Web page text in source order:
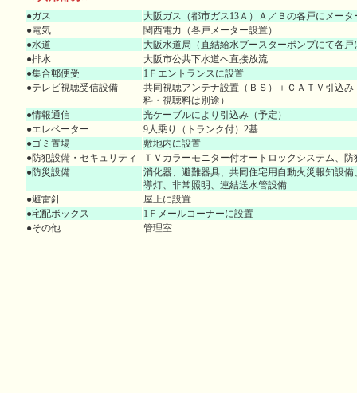
●ガス
大阪ガス（都市ガス13Ａ）Ａ／Ｂの各戸にメータ
●電気
関西電力（各戸メーター設置）
●水道
大阪水道局（直結給水ブースターポンプにて各戸
●排水
大阪市公共下水道へ直接放流
●集合郵便受
1Ｆエントランスに設置
●テレビ視聴受信設備
共同視聴アンテナ設置（ＢＳ）＋ＣＡＴＶ引込
料・視聴料は別途）
●情報通信
光ケーブルにより引込み（予定）
●エレベーター
9人乗り（トランク付）2基
●ゴミ置場
敷地内に設置
●防犯設備・セキュリティ
ＴＶカラーモニター付オートロックシステム、
●防災設備
消化器、避難器具、共同住宅用自動火災報知設
導灯、非常照明、連結送水管設備
●避雷針
屋上に設置
●宅配ボックス
1Ｆメールコーナーに設置
●その他
管理室